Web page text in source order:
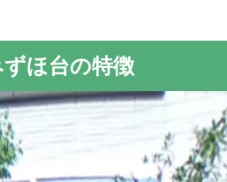
ほ台の特徴